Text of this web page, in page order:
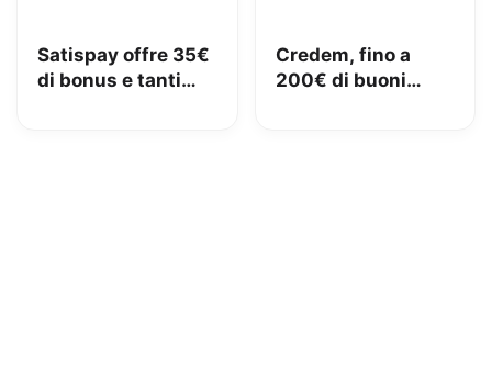
Satispay offre 35€
di bonus e tanti
Credem, fino a
200€ di buoni